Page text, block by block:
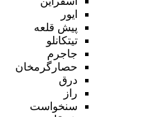
ایور
پیش قلعه
تیتکانلو
جاجرم
حصارگرمخان
درق
راز
سنخواست